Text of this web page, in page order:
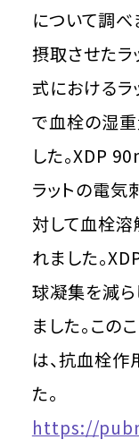
について調
摂取させたラ
式におけるラ
で血栓の湿
した。XDP
ラットの電
対して血栓
れました。
球凝集を減
ました。この
は、抗血栓作
た。
https://